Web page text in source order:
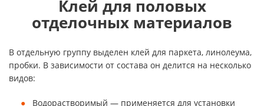
Клей для половых
отделочных материалов
В отдельную группу выделен клей для паркета, линолеума,
пробки. В зависимости от состава он делится на несколько
видов:
Водорастворимый — применяется для установки